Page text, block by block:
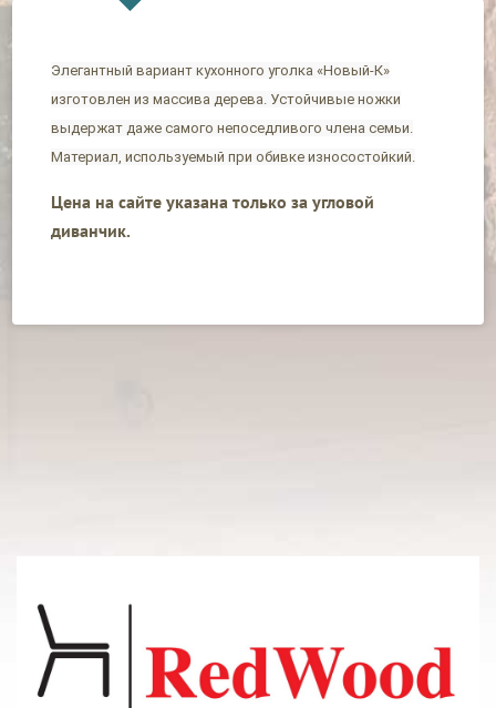
Элегантный вариант кухонного уголка «Новый-К»
изготовлен из массива дерева. Устойчивые ножки
выдержат даже самого непоседливого члена семьи.
Материал, используемый при обивке износостойкий.
Цена на сайте указана только за угловой
диванчик.